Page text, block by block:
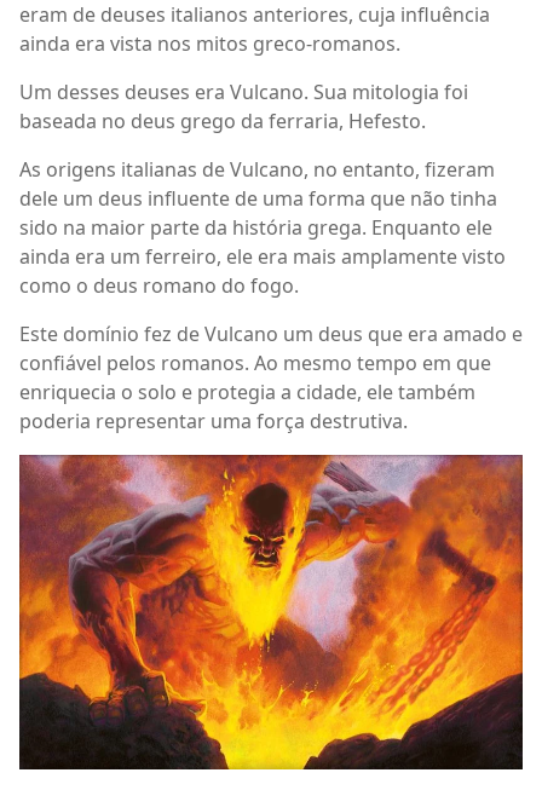
eram de deuses italianos anteriores, cuja influência
ainda era vista nos mitos greco-romanos.
Um desses deuses era Vulcano. Sua mitologia foi
baseada no deus grego da ferraria, Hefesto.
As origens italianas de Vulcano, no entanto, fizeram
dele um deus influente de uma forma que não tinha
sido na maior parte da história grega. Enquanto ele
ainda era um ferreiro, ele era mais amplamente visto
como o deus romano do fogo.
Este domínio fez de Vulcano um deus que era amado e
confiável pelos romanos. Ao mesmo tempo em que
enriquecia o solo e protegia a cidade, ele também
poderia representar uma força destrutiva.